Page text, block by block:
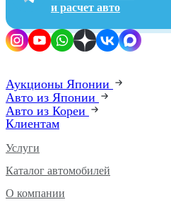
и расчет авто
Аукционы Японии
Авто из Японии
Авто из Кореи
Клиентам
Услуги
Каталог автомобилей
О компании